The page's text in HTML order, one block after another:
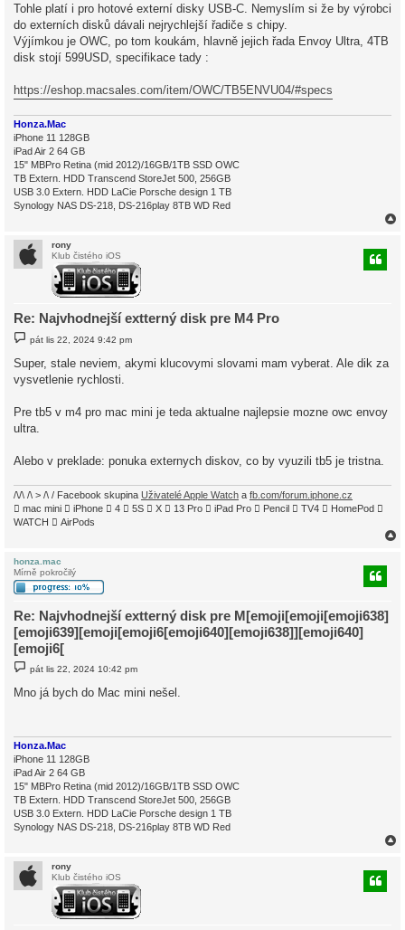
Tohle platí i pro hotové externí disky USB-C. Nemyslím si že by výrobci
do externích disků dávali nejrychlejší řadiče s chipy.
Výjímkou je OWC, po tom koukám, hlavně jejich řada Envoy Ultra, 4TB
disk stojí 599USD, specifikace tady :
https://eshop.macsales.com/item/OWC/TB5ENVU04/#specs
Honza.Mac
iPhone 11 128GB
iPad Air 2 64 GB
15" MBPro Retina (mid 2012)/16GB/1TB SSD OWC
TB Extern. HDD Transcend StoreJet 500, 256GB
USB 3.0 Extern. HDD LaCie Porsche design 1 TB
Synology NAS DS-218, DS-216play 8TB WD Red
rony
Klub čistého iOS
Re: Najvhodnejší extterný disk pre M4 Pro
s
p
e
pát lis 22, 2024 9:42 pm
Super, stale neviem, akymi klucovymi slovami mam vyberat. Ale dik za
vysvetlenie rychlosti.
Pre tb5 v m4 pro mac mini je teda aktualne najlepsie mozne owc envoy
ultra.
Alebo v preklade: ponuka externych diskov, co by vyuzili tb5 je tristna.
/\/\ /\ > /\ / Facebook skupina Uživatelé Apple Watch a fb.com/forum.iphone.cz
 mac mini  iPhone  4  5S  X  13 Pro  iPad Pro  Pencil  TV4  HomePod 
WATCH  AirPods
honza.mac
Mírně pokročilý
Re: Najvhodnejší extterný disk pre M[emoji[emoji[emoji638]
[emoji639][emoji[emoji6[emoji640][emoji638]][emoji640]
[emoji6[
s
e
k
pát lis 22, 2024 10:42 pm
Mno já bych do Mac mini nešel.
Honza.Mac
iPhone 11 128GB
iPad Air 2 64 GB
15" MBPro Retina (mid 2012)/16GB/1TB SSD OWC
TB Extern. HDD Transcend StoreJet 500, 256GB
USB 3.0 Extern. HDD LaCie Porsche design 1 TB
Synology NAS DS-218, DS-216play 8TB WD Red
rony
Klub čistého iOS